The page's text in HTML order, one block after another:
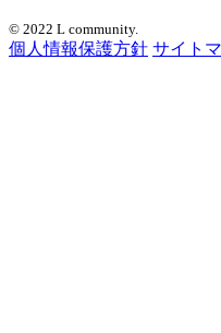
© 2022 L community.
個人情報保護方針 サイト